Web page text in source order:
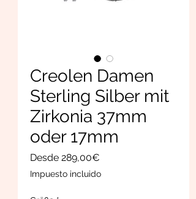
Creolen Damen
Sterling Silber mit
Zirkonia 37mm
oder 17mm
Desde 289,00€
oferta
Impuesto incluido